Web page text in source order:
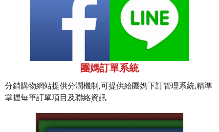
團媽訂單系統
分銷購物網站提供分潤機制,可提供給團媽下訂管理系統,精準
掌握每筆訂單項目及聯絡資訊